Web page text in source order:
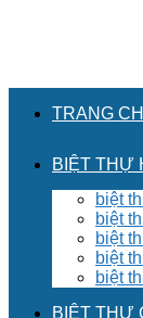
TRANG
BIỆT THỰ
biệt
biệt
biệt
biệt
biệt
BIỆT THỰ